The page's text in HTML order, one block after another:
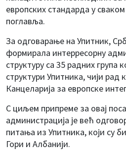
европских стандарда у
поглавља.
За одговарање на Упитник,
формирала интерресорну
структуру са 35 радних група
структури Упитника, чији рад
Канцеларија за европске
С циљем припреме за овај
администрација је већ
питања из Упитника, који су
Гори и Албанији.